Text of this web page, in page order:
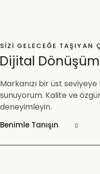
SIZI GELECEĞE TAŞIYAN
Dijital Dönüşüm
Markanızı bir üst
sunuyorum. Kalite ve
deneyimleyin.
Benimle Tanışın